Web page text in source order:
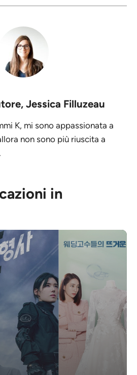
Jessica Filluzeau
K, mi sono appassionata a
non sono più riuscita a
in